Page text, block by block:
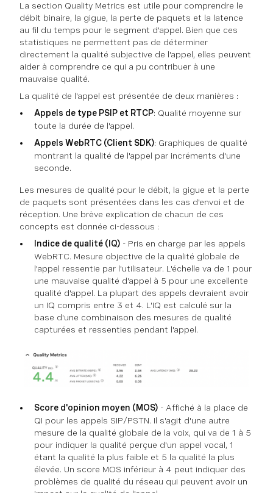
La section Quality Metrics est utile pour comprendre le
débit binaire, la gigue, la perte de paquets et la latence
au fil du temps pour le segment d'appel. Bien que ces
statistiques ne permettent pas de déterminer
directement la qualité subjective de l'appel, elles peuvent
aider à comprendre ce qui a pu contribuer à une
mauvaise qualité.
La qualité de l'appel est présentée de deux manières :
Appels de type PSIP et RTCP: Qualité moyenne sur
toute la durée de l'appel.
Appels WebRTC (Client SDK): Graphiques de qualité
montrant la qualité de l'appel par incréments d'une
seconde.
Les mesures de qualité pour le débit, la gigue et la perte
de paquets sont présentées dans les cas d'envoi et de
réception. Une brève explication de chacun de ces
concepts est donnée ci-dessous :
Indice de qualité (IQ) - Pris en charge par les appels
WebRTC. Mesure objective de la qualité globale de
l'appel ressentie par l'utilisateur. L'échelle va de 1 pour
une mauvaise qualité d'appel à 5 pour une excellente
qualité d'appel. La plupart des appels devraient avoir
un IQ compris entre 3 et 4. L'IQ est calculé sur la
base d'une combinaison des mesures de qualité
capturées et ressenties pendant l'appel.
Score d'opinion moyen (MOS) - Affiché à la place de
QI pour les appels SIP/PSTN. Il s'agit d'une autre
mesure de la qualité globale de la voix, qui va de 1 à 5
pour indiquer la qualité perçue d'un appel vocal, 1
étant la qualité la plus faible et 5 la qualité la plus
élevée. Un score MOS inférieur à 4 peut indiquer des
problèmes de qualité du réseau qui peuvent avoir un